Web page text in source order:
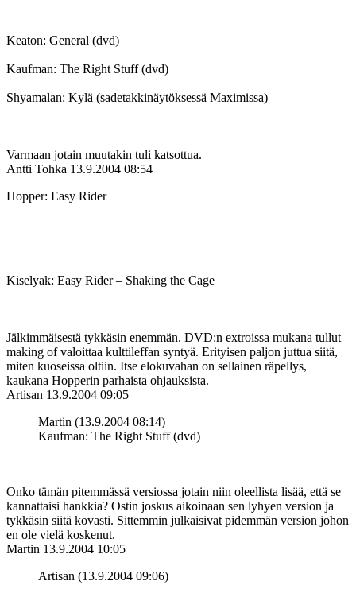
Keaton: General (dvd)
Kaufman: The Right Stuff (dvd)
Shyamalan: Kylä (sadetakkinäytöksessä Maximissa)
Varmaan jotain muutakin tuli katsottua.
Antti Tohka 13.9.2004 08:54
Hopper: Easy Rider
Kiselyak: Easy Rider – Shaking the Cage
Jälkimmäisestä tykkäsin enemmän. DVD:n extroissa mukana tullut
making of valoittaa kulttileffan syntyä. Erityisen paljon juttua siitä,
miten kuoseissa oltiin. Itse elokuvahan on sellainen räpellys,
kaukana Hopperin parhaista ohjauksista.
Artisan 13.9.2004 09:05
Martin (13.9.2004 08:14)
Kaufman: The Right Stuff (dvd)
Onko tämän pitemmässä versiossa jotain niin oleellista lisää, että se
kannattaisi hankkia? Ostin joskus aikoinaan sen lyhyen version ja
tykkäsin siitä kovasti. Sittemmin julkaisivat pidemmän version johon
en ole vielä koskenut.
Martin 13.9.2004 10:05
Artisan (13.9.2004 09:06)